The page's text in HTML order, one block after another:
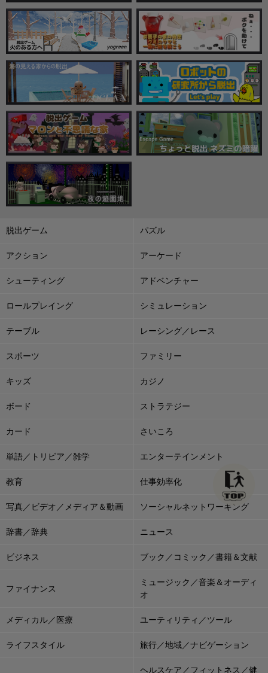
脱出ゲーム パズル
アクション アーケード
シューティング アドベンチャー
ロールプレイング シミュレーション
テーブル レーシング／レース
スポーツ ファミリー
キッズ カジノ
ボード ストラテジー
カード さいころ
単語／トリビア／雑学 エンターテインメント
教育 仕事効率化
写真／ビデオ／メディア＆動画 ソーシャルネットワーキング
辞書／辞典 ニュース
ビジネス ブック／コミック／書籍＆文献
ファイナンス
ミュージック／音楽＆オーディ
オ
メディカル／医療 ユーティリティ／ツール
ライフスタイル 旅行／地域／ナビゲーション
ヘルスケア／フィットネス／健